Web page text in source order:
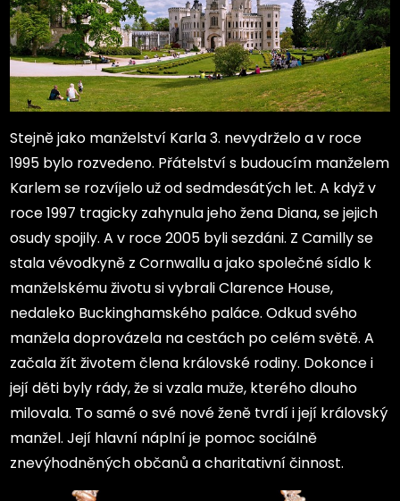
Stejně jako manželství Karla 3. nevydrželo a v roce
1995 bylo rozvedeno. Přátelství s budoucím manželem
Karlem se rozvíjelo už od sedmdesátých let. A když v
roce 1997 tragicky zahynula jeho žena Diana, se jejich
osudy spojily. A v roce 2005 byli sezdáni. Z Camilly se
stala vévodkyně z Cornwallu a jako společné sídlo k
manželskému životu si vybrali Clarence House,
nedaleko Buckinghamského paláce. Odkud svého
manžela doprovázela na cestách po celém světě. A
začala žít životem člena královské rodiny. Dokonce i
její děti byly rády, že si vzala muže, kterého dlouho
milovala. To samé o své nové ženě tvrdí i její královský
manžel. Její hlavní náplní je pomoc sociálně
znevýhodněných občanů a charitativní činnost.